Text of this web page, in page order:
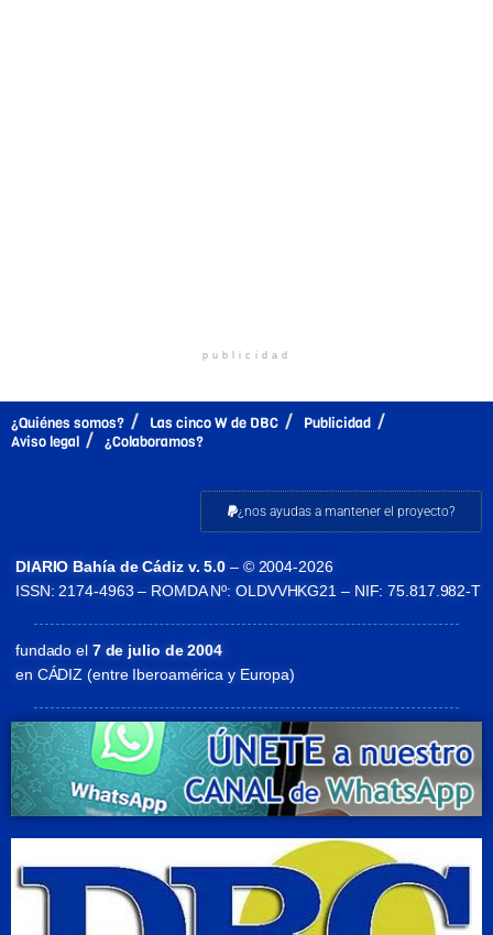
publicidad
¿Quiénes somos? Las cinco W de DBC
Publicidad
Aviso legal
¿Colaboramos?
¿nos ayudas a mantener el proyecto?
DIARIO Bahía de Cádiz v. 5.0 – © 2004-2026
ISSN: 2174-4963 – ROMDA Nº: OLDVVHKG21 – NIF: 75.817.982-T
fundado el7 de julio de 2004
en CÁDIZ (entre Iberoamérica y Europa)